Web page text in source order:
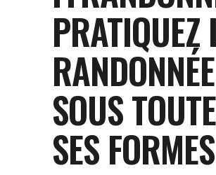
PRATIQUEZ
RANDONNÉE
SOUS
SES